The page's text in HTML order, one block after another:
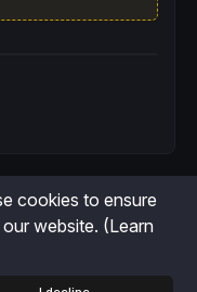
cookies to ensure
website. (Learn